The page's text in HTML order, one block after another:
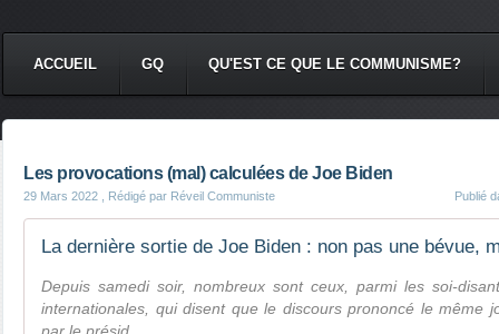
ACCUEIL GQ QU'EST CE QUE LE COMMUNISME?
Les provocations (mal) calculées de Joe Biden
29 Mars 2022 , Rédigé par Réveil Communiste Publié
Depuis samedi soir, nombreux sont ceux, parmi les soi-
internationales, qui disent que le discours prononcé le même